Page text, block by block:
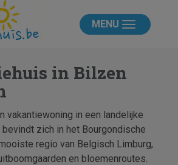
MENU
in Bilzen
vakantiewoning in een landelijke
zich in het Bourgondische
regio van Belgisch Limburg,
en bloemenroutes.